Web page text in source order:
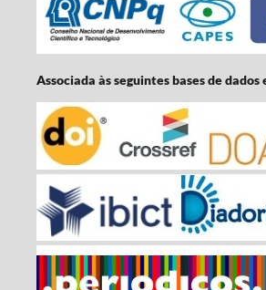
Associada às seguintes bases de